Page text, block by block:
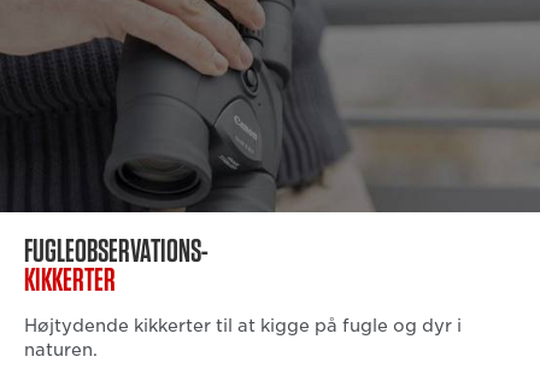
FUGLEOBSERVATIONS-
KIKKERTER
Højtydende kikkerter til at kigge på fugle og dyr i
naturen.